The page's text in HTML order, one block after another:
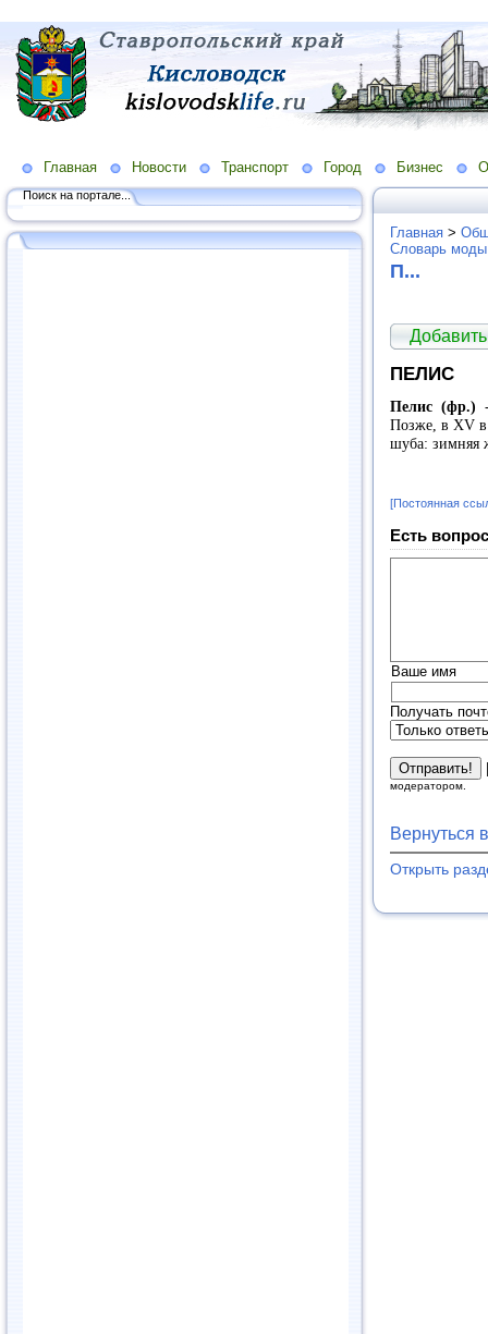
Главная Новости Транспорт Город Бизнес
Поиск на портале...
Главная >
Словарь
П...
ПЕЛИС
Пелис (фр.)
Позже, вXV
шуба: зимняя
[Постоянная
Есть
Ваше имя
Получать
модератором.
Вернуться
Открыть